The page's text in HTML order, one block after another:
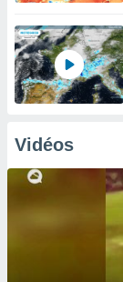
Vidéos